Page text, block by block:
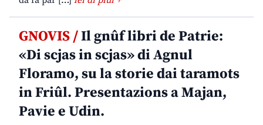
GNOVIS /Il gnûf libri de Patrie:
«Di scjas in scjas» di Agnul
Floramo, su la storie dai taramots
in Friûl. Presentazions a Majan,
Pavie e Udin.